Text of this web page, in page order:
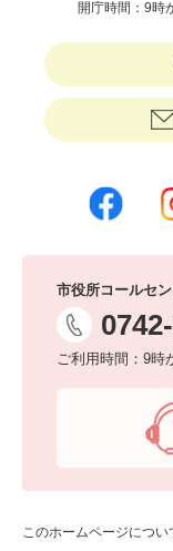
開庁時間：9時
市役所コールセ
ご利用時間：9時
このホームページについ